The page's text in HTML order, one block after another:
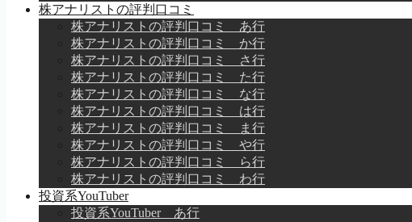
株アナリストの評判口コミ
株アナリストの評判口コミ あ行
株アナリストの評判口コミ か行
株アナリストの評判口コミ さ行
株アナリストの評判口コミ た行
株アナリストの評判口コミ な行
株アナリストの評判口コミ は行
株アナリストの評判口コミ ま行
株アナリストの評判口コミ や行
株アナリストの評判口コミ ら行
株アナリストの評判口コミ わ行
投資系YouTuber
投資系YouTuber あ行